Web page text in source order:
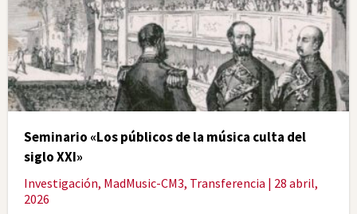
Seminario «Los públicos de la música culta del
siglo XXI»
Investigación, MadMusic-CM3, Transferencia | 28 abril,
2026